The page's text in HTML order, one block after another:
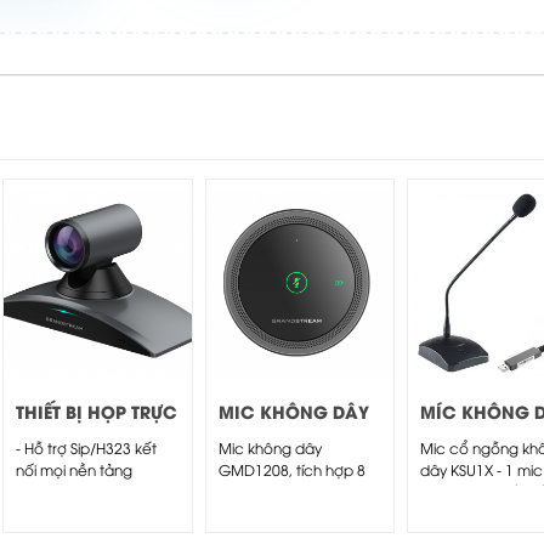
THIẾT BỊ HỌP TRỰC
TUYẾN GVC3220
- Hỗ trợ Sip/H323 kết
nối mọi nền tảng
MIC KHÔNG DÂY
GMD1208
Mic không dây
GMD1208, tích hợp 8
MÍC KHÔNG
KSU1X
Mic cổ ngỗng
dây KSU1X - 1 mic
không dây, kết nối